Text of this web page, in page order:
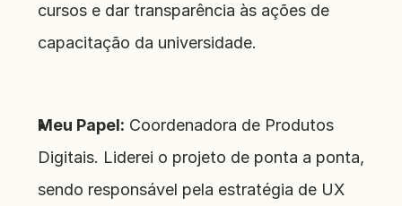
cursos e dar transparência às ações de
capacitação da universidade.
Meu Papel: Coordenadora de Produtos
Digitais. Liderei o projeto de ponta a ponta,
sendo responsável pela estratégia de UX